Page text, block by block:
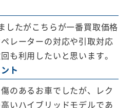
したがこちらが一番買取価格
レーターの対応や引取対応
も利用したいと思います。
ト
のあるお車でしたが、レク
いハイブリッドモデルであ